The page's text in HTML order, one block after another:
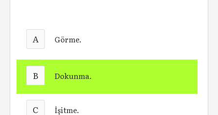
A Görme.
B Dokunma.
C İşitme.